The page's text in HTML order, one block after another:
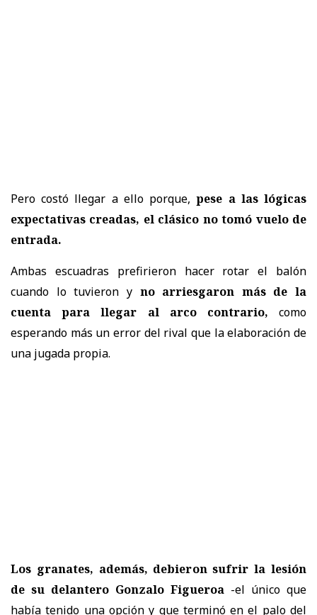
Pero costó llegar a ello porque,pese a las lógicas
expectativas creadas, el clásico no tomó vuelo de
entrada.
Ambas escuadras prefirieron hacer rotar el balón
cuando lo tuvieron y no arriesgaron más de la
cuenta para llegar al arco contrario, como
esperando más un error del rival que la elaboración de
una jugada propia.
Los granates, además, debieron sufrir la lesión
de su delantero Gonzalo Figueroa -el único que
había tenido una opción y que terminó en el palo del